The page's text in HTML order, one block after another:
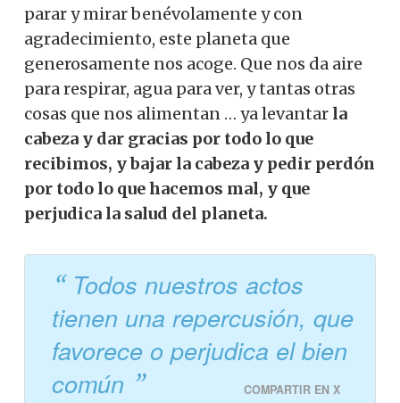
parar y mirar benévolamente y con
agradecimiento, este planeta que
generosamente nos acoge. Que nos da aire
para respirar, agua para ver, y tantas otras
cosas que nos alimentan … ya levantar la
cabeza y dar gracias por todo lo que
recibimos, y bajar la cabeza y pedir perdón
por todo lo que hacemos mal, y que
perjudica la salud del planeta.
Todos nuestros actos
tienen una repercusión, que
favorece o perjudica el bien
común
COMPARTIR EN X